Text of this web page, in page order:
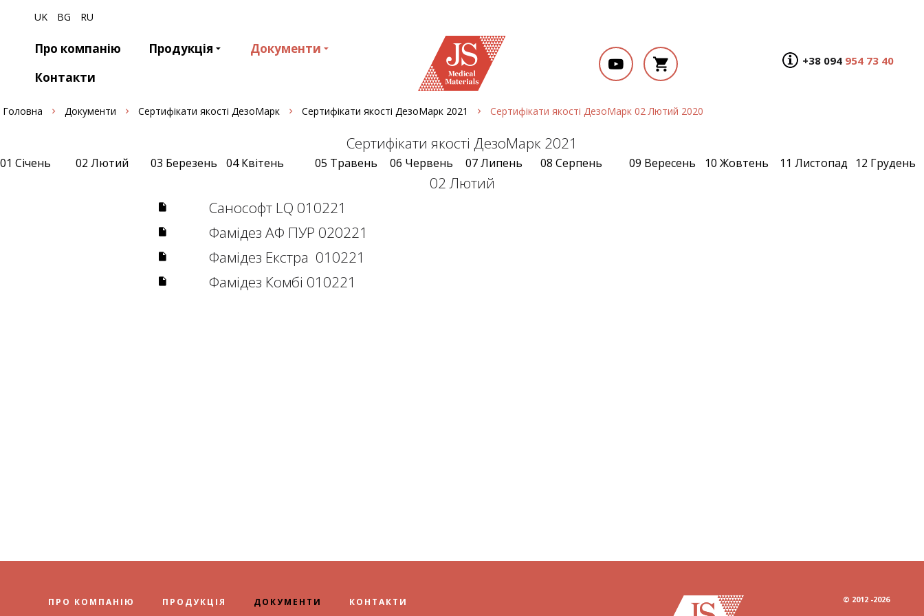
UK BG RU
Про компанію Продукція
Документи
Контакти
+38 094 954 73 40
Головна Документи Сертифікати якості ДезоМарк Сертифікати якості ДезоМарк 2021 Сертифікати якості ДезоМарк 02 Лютий 2020
Сертифікати якості ДезоМарк 2021
01 Січень 02 Лютий 03 Березень 04 Квітень 05 Травень 06 Червень 07 Липень 08 Серпень 09 Вересень 10 Жовтень 11 Листопад 12 Грудень
02 Лютий
Санософт LQ 010221
Фамiдез АФ ПУР 020221
Фамiдез Екстра 010221
Фамiдез Комбi 010221
ПРО КОМПАНІЮ ПРОДУКЦІЯ ДОКУМЕНТИ КОНТАКТИ © 2012 -2026